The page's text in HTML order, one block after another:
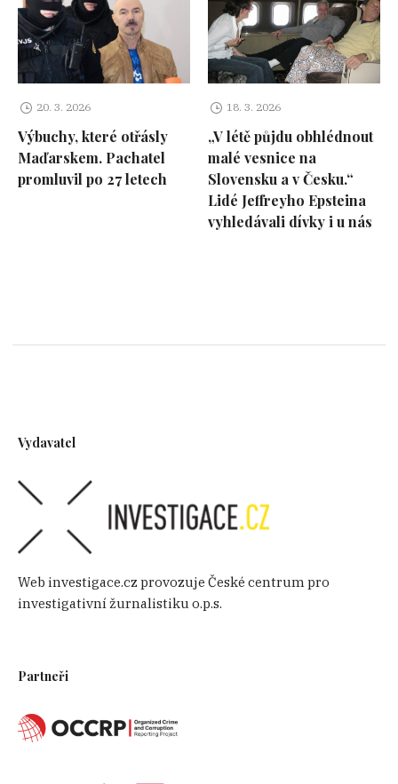
20. 3. 2026
Výbuchy, které otřásly
Maďarskem. Pachatel
promluvil po 27 letech
18. 3. 2026
„V létě půjdu obhlédnout
malé vesnice na
Slovensku a v Česku.“
Lidé Jeffreyho Epsteina
vyhledávali dívky i u nás
Vydavatel
Web investigace.cz provozuje České centrum pro
investigativní žurnalistiku o.p.s.
Partneři